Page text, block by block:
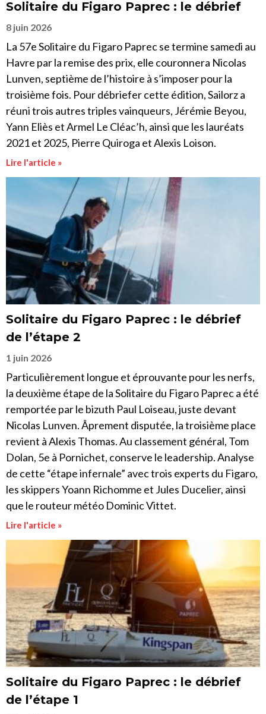
Solitaire du Figaro Paprec : le débrief
8 juin 2026
La 57e Solitaire du Figaro Paprec se termine samedi au
Havre par la remise des prix, elle couronnera Nicolas
Lunven, septième de l’histoire à s’imposer pour la
troisième fois. Pour débriefer cette édition, Sailorz a
réuni trois autres triples vainqueurs, Jérémie Beyou,
Yann Eliès et Armel Le Cléac’h, ainsi que les lauréats
2021 et 2025, Pierre Quiroga et Alexis Loison.
Lire l'article »
Solitaire du Figaro Paprec : le débrief
de l’étape 2
1 juin 2026
Particulièrement longue et éprouvante pour les nerfs,
la deuxième étape de la Solitaire du Figaro Paprec a été
remportée par le bizuth Paul Loiseau, juste devant
Nicolas Lunven. Âprement disputée, la troisième place
revient à Alexis Thomas. Au classement général, Tom
Dolan, 5e à Pornichet, conserve le leadership. Analyse
de cette “étape infernale” avec trois experts du Figaro,
les skippers Yoann Richomme et Jules Ducelier, ainsi
que le routeur météo Dominic Vittet.
Lire l'article »
Solitaire du Figaro Paprec : le débrief
de l’étape 1